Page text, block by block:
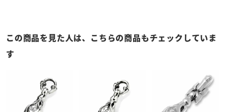
この商品を見た人は、こちらの商品もチェックしていま
す